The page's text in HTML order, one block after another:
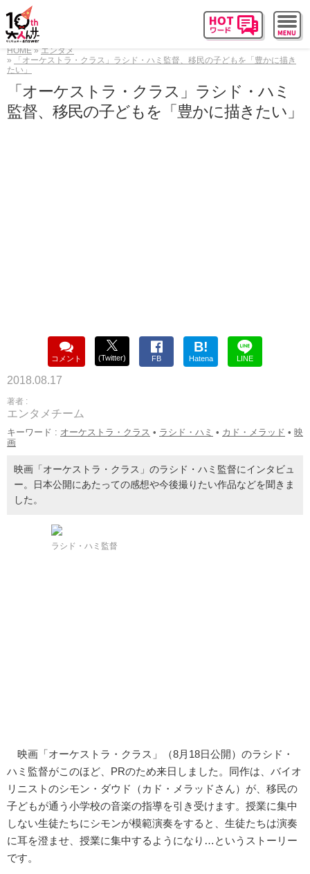
HOME
エンタメ
「オーケストラ・クラス」ラシド・ハミ監督、移民の子どもを「豊かに描き
たい」
「オーケストラ・クラス」ラシド・ハミ
監督、移民の子どもを「豊かに描きたい」
コメント (Twitter) FB
B!
Hatena LINE
2018.08.17
著者 :
エンタメチーム
キーワード : オーケストラ・クラス • ラシド・ハミ • カド・メラッド • 映
画
映画「オーケストラ・クラス」のラシド・ハミ監督にインタビュ
ー。日本公開にあたっての感想や今後撮りたい作品などを聞きま
した。
ラシド・ハミ監督
映画「オーケストラ・クラス」（8月18日公開）のラシド・
ハミ監督がこのほど、PRのため来日しました。同作は、バイオ
リニストのシモン・ダウド（カド・メラッドさん）が、移民の
子どもが通う小学校の音楽の指導を引き受けます。授業に集中
しない生徒たちにシモンが模範演奏をすると、生徒たちは演奏
に耳を澄ませ、授業に集中するようになり…というストーリー
です。